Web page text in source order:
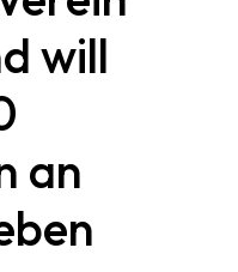
will
an